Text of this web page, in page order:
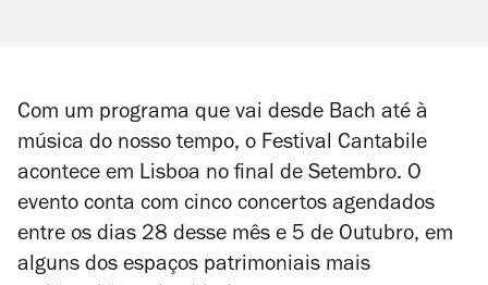
Com um programa que vai desde Bach até à
música do nosso tempo, o Festival Cantabile
acontece em Lisboa no final de Setembro. O
evento conta com cinco concertos agendados
entre os dias 28 desse mês e 5 de Outubro, em
alguns dos espaços patrimoniais mais